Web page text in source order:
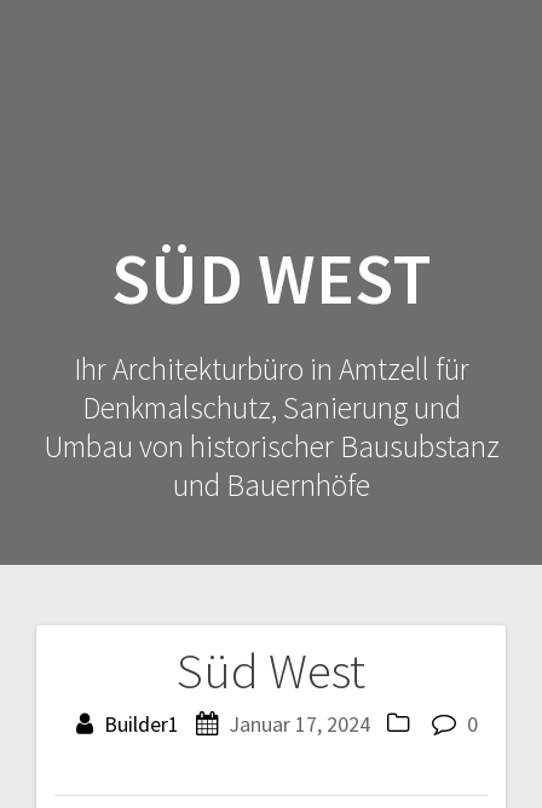
SÜD WEST
Ihr Architekturbüro in Amtzell für
Denkmalschutz, Sanierung und
Umbau von historischer Bausubstanz
und Bauernhöfe
Süd West
Builder1 Januar 17, 2024 0
Beitragsnavigation